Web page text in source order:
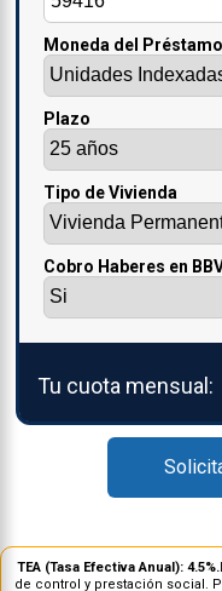
Moneda del Préstamo
Plazo
Tipo de Vivienda
Cobro Haberes en
Tu cuota mensual:
TEA (Tasa Efectiva Anual): 4.5%.
de control y prestación social.